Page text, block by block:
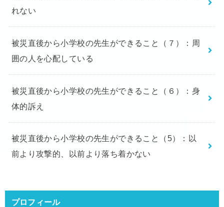
れない
被災直後から小学校の先生ができること（７）：周
囲の人を心配している
被災直後から小学校の先生ができること（６）：身
体的訴え
被災直後から小学校の先生ができること（5）：以
前より攻撃的、以前より落ち着かない
プロフィール